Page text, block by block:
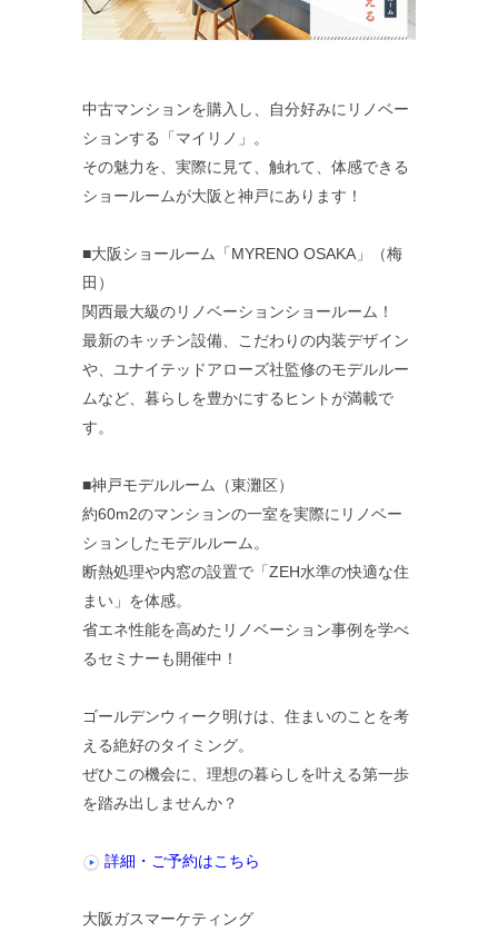
中古マンションを購入し、自分好みにリノベー
ションする「マイリノ」。
その魅力を、実際に見て、触れて、体感できる
ショールームが大阪と神戸にあります！
■大阪ショールーム「MYRENO OSAKA」（梅
田）
関西最大級のリノベーションショールーム！
最新のキッチン設備、こだわりの内装デザイン
や、ユナイテッドアローズ社監修のモデルルー
ムなど、暮らしを豊かにするヒントが満載で
す。
■神戸モデルルーム（東灘区）
約60m2のマンションの一室を実際にリノベー
ションしたモデルルーム。
断熱処理や内窓の設置で「ZEH水準の快適な住
まい」を体感。
省エネ性能を高めたリノベーション事例を学べ
るセミナーも開催中！
ゴールデンウィーク明けは、住まいのことを考
える絶好のタイミング。
ぜひこの機会に、理想の暮らしを叶える第一歩
を踏み出しませんか？
詳細・ご予約はこちら
大阪ガスマーケティング